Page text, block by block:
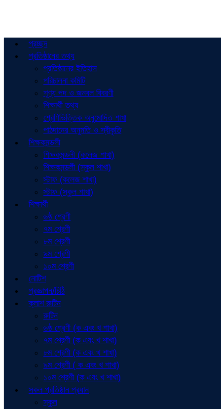
প্রচ্ছদ
প্রতিষ্ঠানের তথ্য
প্রতিষ্ঠানের ইতিহাস
পরিচালনা কমিটি
শূণ্য পদ ও জনবল বিবরণী
শিক্ষার্থী তথ্য
শ্রেণিভিত্তিক অনুমোদিত শাখা
পাঠদানের অনুমতি ও স্বীকৃতি
শিক্ষকমন্ডলী
শিক্ষকমন্ডলী (কলেজ শাখা)
শিক্ষকমন্ডলী (স্কুল শাখা)
স্টাফ (কলেজ শাখা)
স্টাফ (স্কুল শাখা)
শিক্ষার্থী
৬ষ্ঠ শ্রেণী
৭ম শ্রেণী
৮ম শ্রেণী
৯ম শ্রেণী
১০ম শ্রেণী
নোটিশ
প্রজ্ঞাপন/চিঠি
ক্লাশ রুটিন
রুটিন
৬ষ্ঠ শ্রেণী (ক এবং খ শাখা)
৭ম শ্রেণী (ক এবং খ শাখা)
৮ম শ্রেণী (ক এবং খ শাখা)
৯ম শ্রেণী ( ক এবং খ শাখা)
১০ম শ্রেণী (ক এবং খ শাখা)
সকল প্রতিষ্ঠান প্রধান
স্কুল